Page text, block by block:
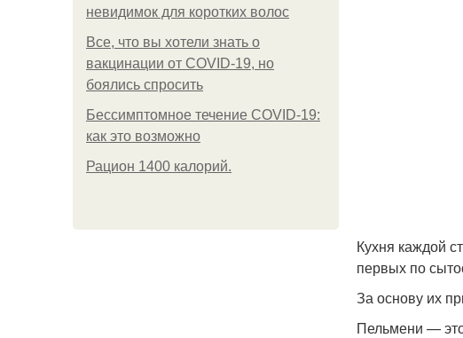
невидимок для коротких волос
Все, что вы хотели знать о
вакцинации от COVID-19, но
боялись спросить
Бессимптомное течение COVID-19:
как это возможно
Рацион 1400 калорий.
Кухня каждой
первых по
За основу их
Пельмени —